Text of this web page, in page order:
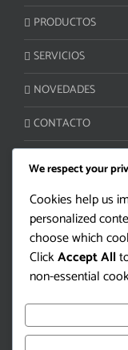
PRODUCTOS
SERVICIOS
NOVEDADES
CONTACTO
Camino Lloveras S/N
Juanicó, Canelones
Tel/Fax: +598 4330-
info@bioterra.com.uy
We respect your
Cookies help us
personalized
choose which
ClickAccept All
non-essential